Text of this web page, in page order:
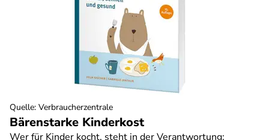
Bärenstarke Kinderkost
Wer für Kinder kocht, steht in der Verantwortung:
Quelle: Verbraucherzentrale